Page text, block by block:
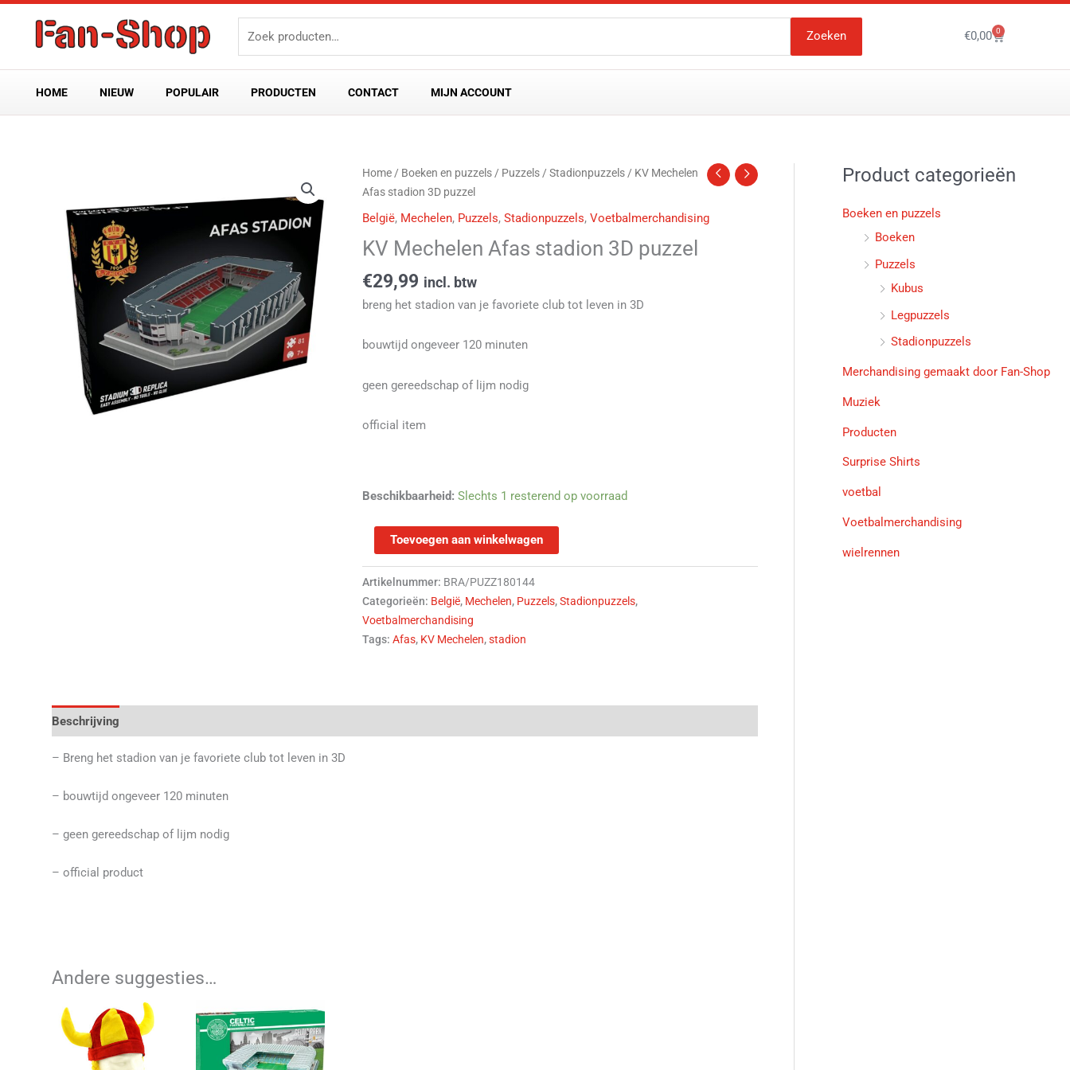
Ga
inhoud
naar:
Zoeken €0,00 0
Winkelwagen
HOME NIEUW POPULAIR PRODUCTEN CONTACT MIJN ACCOUNT
Home / Boeken en puzzels / Puzzels /Stadionpuzzels / KV Mechelen
Afas stadion 3D puzzel
België, Mechelen, Puzzels,Stadionpuzzels,Voetbalmerchandising
KV Mechelen Afas stadion 3D puzzel
€29,99 incl. btw
breng het stadion van je favoriete club tot leven in 3D
bouwtijd ongeveer 120 minuten
geen gereedschap of lijm nodig
official item
Beschikbaarheid: Slechts 1 resterend op voorraad
KV
Mechelen
Afas
stadion
3D
aantal
Toevoegen aan winkelwagen
Artikelnummer: BRA/PUZZ180144
Categorieën: België, Mechelen, Puzzels,Stadionpuzzels,
Voetbalmerchandising
Tags:Afas, KV Mechelen,stadion
Beschrijving
– Breng het stadion van je favoriete club tot leven in 3D
– bouwtijd ongeveer 120 minuten
– geen gereedschap of lijm nodig
– official product
Andere suggesties…
Product categorieën
Boeken en puzzels
Boeken
Puzzels
Kubus
Legpuzzels
Stadionpuzzels
Merchandising gemaakt door Fan-Shop
Muziek
Producten
Surprise Shirts
voetbal
Voetbalmerchandising
wielrennen